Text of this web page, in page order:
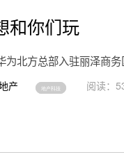
和你们玩
为北方总部入驻丽泽商务
产 地产科技 阅读：